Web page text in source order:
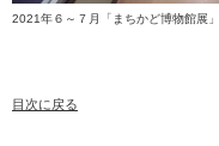
2021年６～７月「まちかど博物館展
目次に戻る